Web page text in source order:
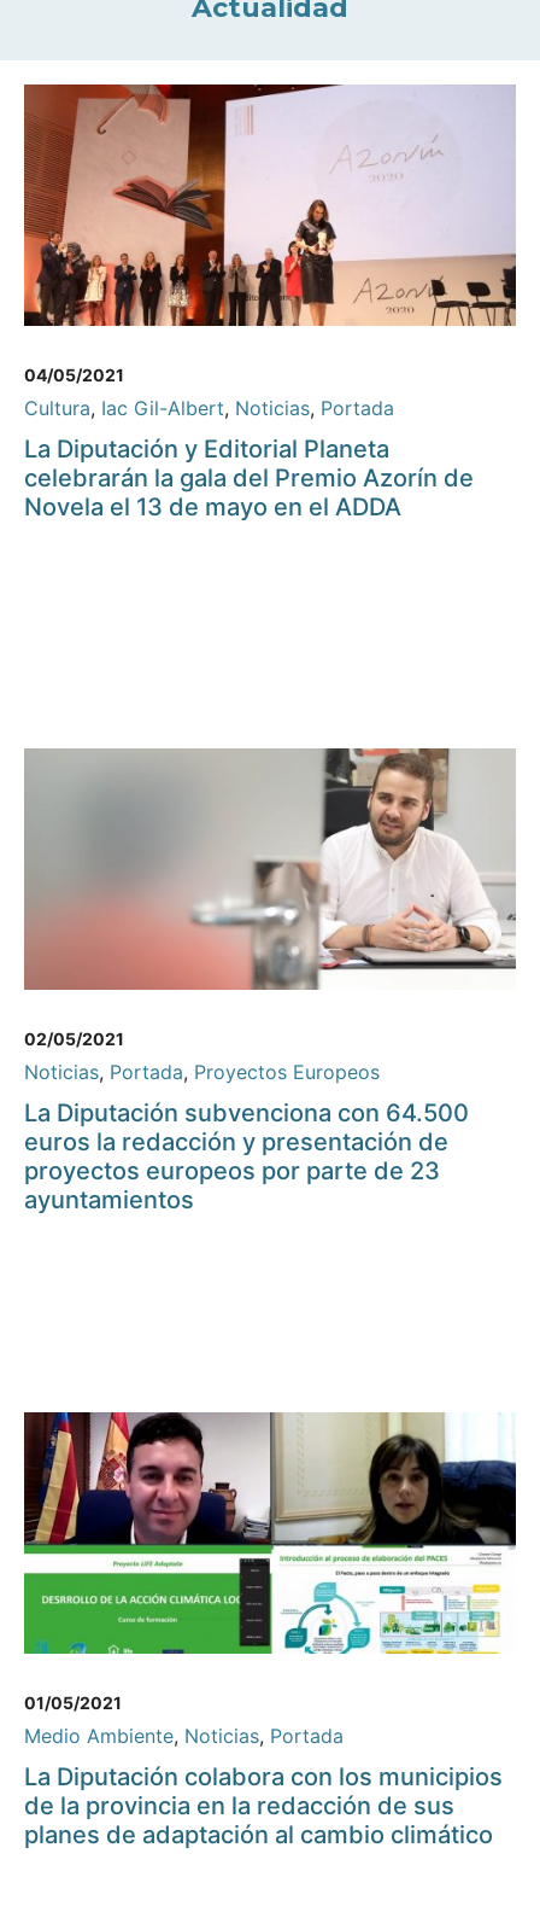
Actualidad
04/05/2021
Cultura, Iac Gil-Albert, Noticias, Portada
La Diputación y Editorial Planeta
celebrarán la gala del Premio Azorín de
Novela el 13 de mayo en el ADDA
02/05/2021
Noticias, Portada, Proyectos Europeos
La Diputación subvenciona con 64.500
euros la redacción y presentación de
proyectos europeos por parte de 23
ayuntamientos
01/05/2021
Medio Ambiente, Noticias, Portada
La Diputación colabora con los municipios
de la provincia en la redacción de sus
planes de adaptación al cambio climático